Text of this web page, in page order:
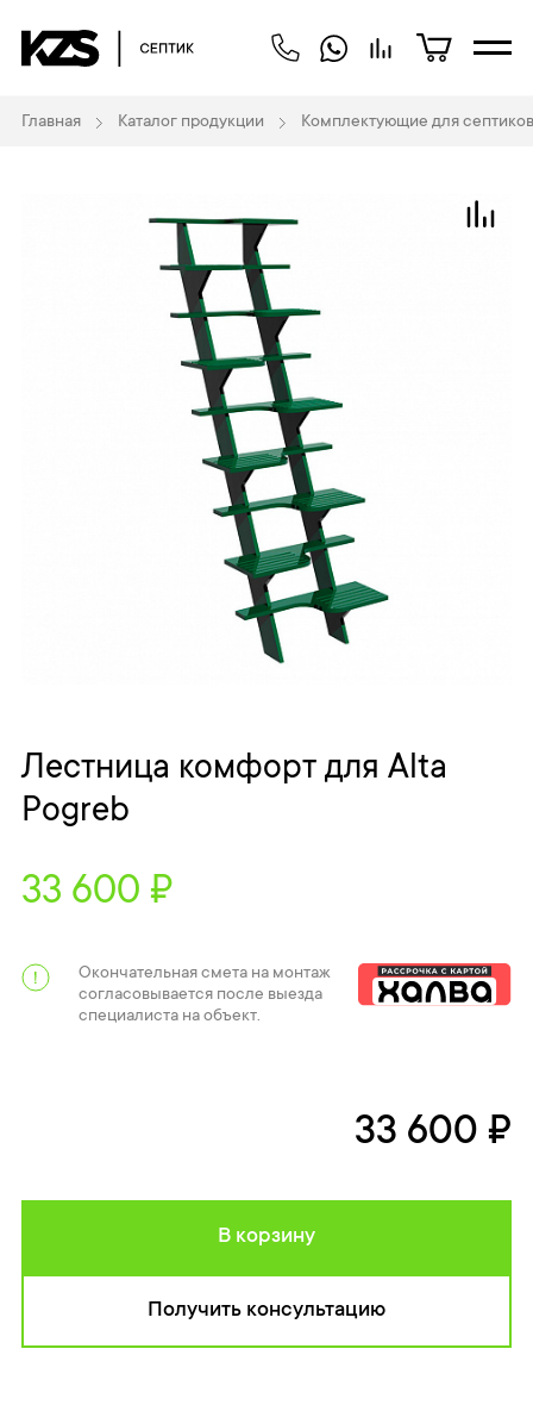
Главная Каталог продукции Комплектующие для
Лестница комфорт для Alta
Pogreb
33 600 ₽
Окончательная смета на монтаж
согласовывается после выезда
специалиста на объект.
33 600 ₽
В корзину
Получить консультацию